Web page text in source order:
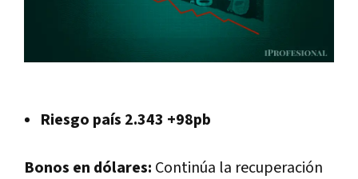
Riesgo país 2.343 +98pb
Bonos en dólares: Continúa la recuperación